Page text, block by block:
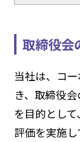
取締役会
当社は、コ
き、取締役
を目的とし
評価を実施し